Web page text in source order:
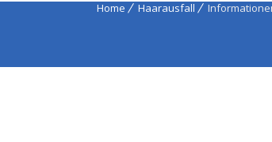
Home Haarausfall